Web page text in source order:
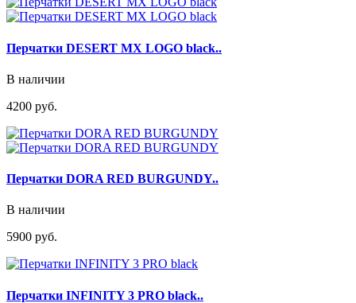
Перчатки DESERT MX LOGO black..
В наличии
4200 руб.
Перчатки DORA RED BURGUNDY..
В наличии
5900 руб.
Перчатки INFINITY 3 PRO black..